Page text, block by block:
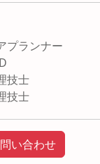
プランナー
技士
技士
い合わせ